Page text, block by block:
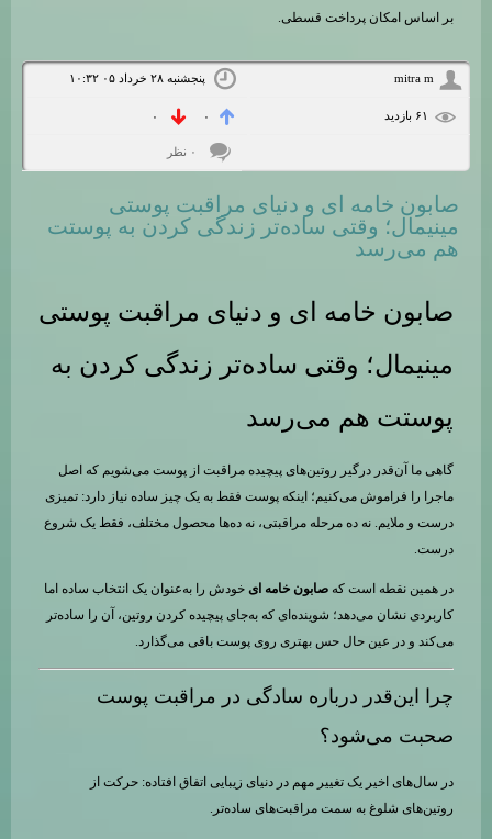
بر اساس امکان پرداخت قسطی.
mitra m پنجشنبه ۲۸ خرداد ۰۵ ۱۰:۳۲
۰ ۰
۰ نظر
صابون خامه ای و دنیای مراقبت پوستی
مینیمال؛ وقتی ساده‌تر زندگی کردن به پوستت
هم می‌رسد
صابون خامه ای و دنیای مراقبت پوستی
مینیمال؛ وقتی ساده‌تر زندگی کردن به
پوستت هم می‌رسد
گاهی ما آن‌قدر درگیر روتین‌های پیچیده مراقبت از پوست می‌شویم که اصل
ماجرا را فراموش می‌کنیم؛ اینکه پوست فقط به یک چیز ساده نیاز دارد: تمیزی
درست و ملایم. نه ده مرحله مراقبتی، نه ده‌ها محصول مختلف، فقط یک شروع
درست.
در همین نقطه است که صابون خامه ای خودش را به‌عنوان یک انتخاب ساده اما
کاربردی نشان می‌دهد؛ شوینده‌ای که به‌جای پیچیده کردن روتین، آن را ساده‌تر
می‌کند و در عین حال حس بهتری روی پوست باقی می‌گذارد.
چرا این‌قدر درباره سادگی در مراقبت پوست
صحبت می‌شود؟
در سال‌های اخیر یک تغییر مهم در دنیای زیبایی اتفاق افتاده: حرکت از
روتین‌های شلوغ به سمت مراقبت‌های ساده‌تر.